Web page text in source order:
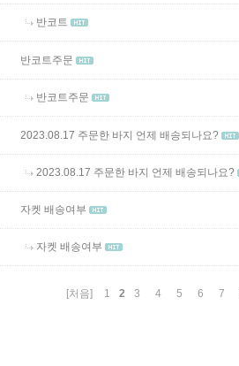
반코트
반코트주문
반코트주문
2023.08.17 주문한 바지 언제 배송되나요?
2023.08.17 주문한 바지 언제 배송되나요?
자켓 배송여부
자켓 배송여부
[처음] 1 2 3 4 5 6 7